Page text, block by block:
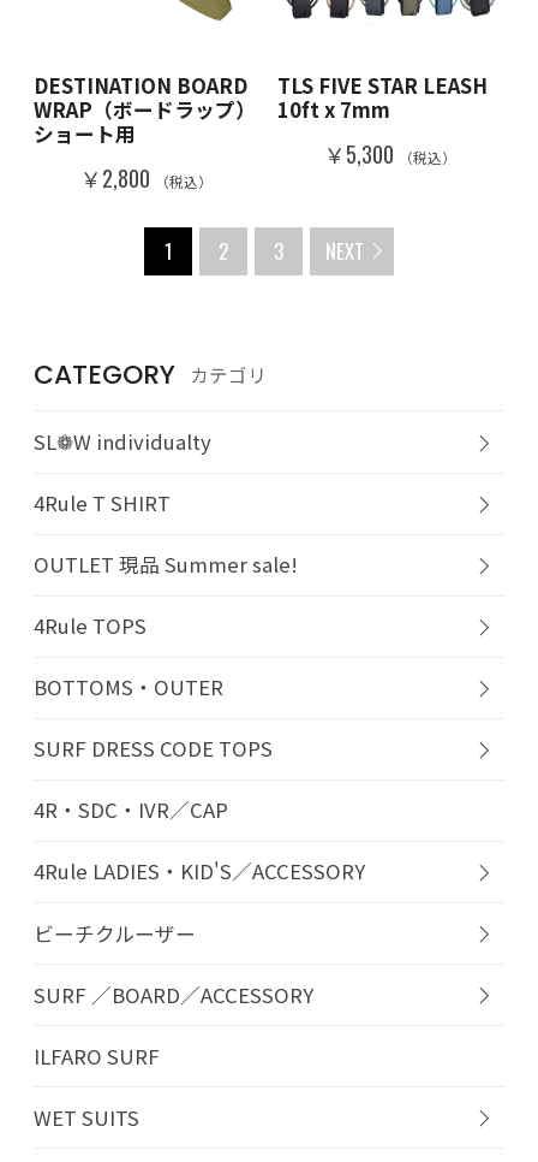
CATEGORY カテゴリ
SL❁W individualty
4Rule T SHIRT
OUTLET 現品 Summer sale!
4Rule TOPS
BOTTOMS・OUTER
SURF DRESS CODE TOPS
4R・SDC・IVR／CAP
4Rule LADIES・KID'S／ACCESSORY
ビーチクルーザー
SURF ／BOARD／ACCESSORY
ILFARO SURF
WET SUITS
DESTINATION BOARD
WRAP（ボードラップ）
ショート用
￥2,800 （税込）
TLS FIVE STAR LEASH
10ft x 7mm
￥5,300 （税込）
1 2 3 NEXT